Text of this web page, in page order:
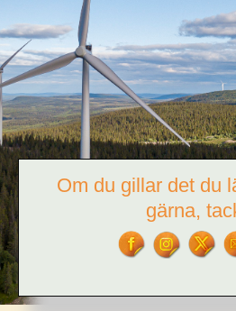
Om du gillar det du
gärna,